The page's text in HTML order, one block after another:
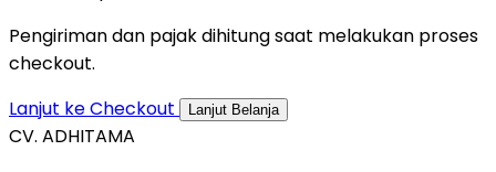
Pengiriman dan pajak dihitung saat melakukan proses
checkout.
Lanjut ke Checkout
Lanjut Belanja
CV. ADHITAMA